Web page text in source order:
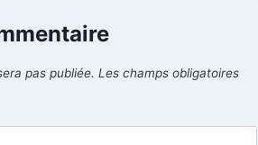
pas publiée. Les champs obligatoires